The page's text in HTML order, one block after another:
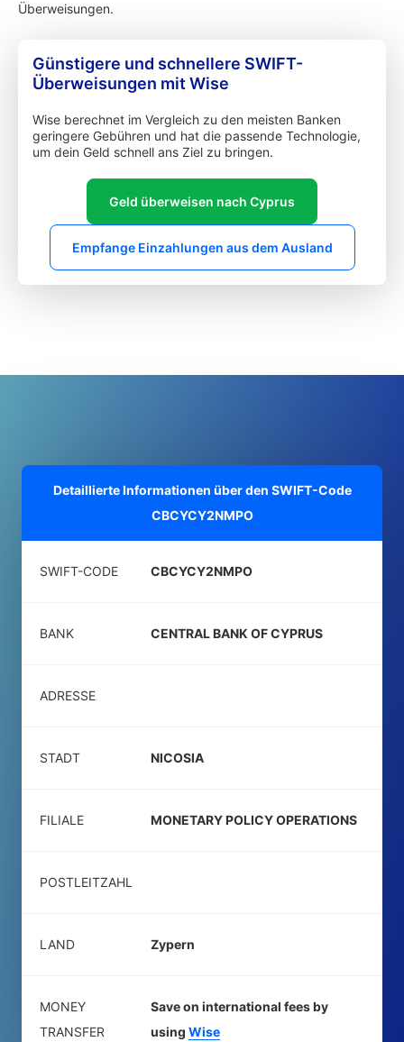
Überweisungen.
Günstigere und schnellere SWIFT-
Überweisungen mit Wise
Wise berechnet im Vergleich zu den meisten Banken
geringere Gebühren und hat die passende Technologie,
um dein Geld schnell ans Ziel zu bringen.
Geld überweisen nach Cyprus
Empfange Einzahlungen aus dem Ausland
Detaillierte Informationen über den SWIFT-Code
CBCYCY2NMPO
SWIFT-CODE CBCYCY2NMPO
BANK CENTRAL BANK OF CYPRUS
ADRESSE
STADT NICOSIA
FILIALE MONETARY POLICY OPERATIONS
POSTLEITZAHL
LAND Zypern
MONEY
TRANSFER
Save on international fees by
using Wise